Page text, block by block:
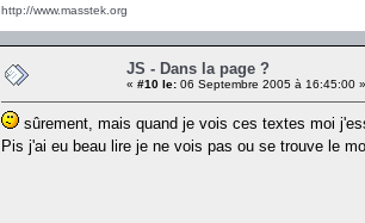
http://www.masstek.org
JS - Dans la page ?
« #10 le: 06 Septembre 2005 à 16:45:00 »
sûrement, mais quand je vois ces textes moi
Pis j'ai eu beau lire je ne vois pas ou se trouve le